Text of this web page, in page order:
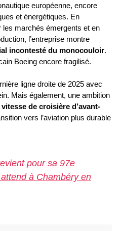
européenne, encore
et énergétiques. En
marchés émergents et en
l’entreprise montre
incontesté du monocouloir.
Boeing encore fragilisé.
ligne droite de 2025 avec
Mais également, une ambition
de croisière d’avant-
vers l’aviation plus durable
pour sa 97e
à Chambéry en